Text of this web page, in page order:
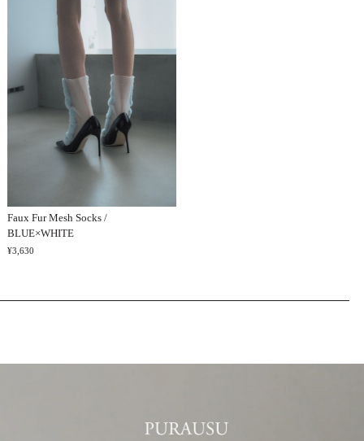
Faux Fur Mesh Socks /
BLUE×WHITE
¥3,630